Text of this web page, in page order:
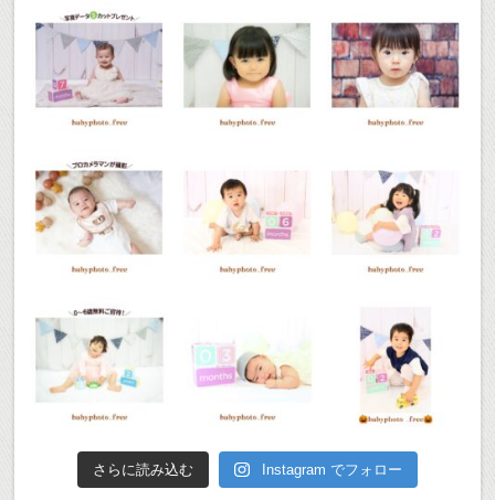
さらに読み込む Instagram でフォロー